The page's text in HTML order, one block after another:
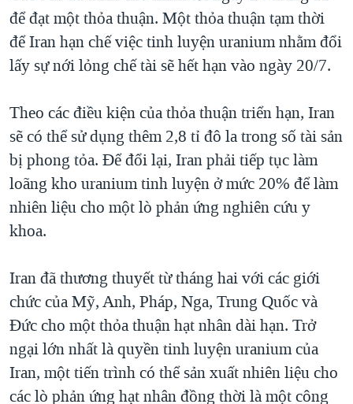
để đạt một thỏa thuận. Một thỏa thuận tạm thời
để Iran hạn chế việc tinh luyện uranium nhằm đổi
lấy sự nới lỏng chế tài sẽ hết hạn vào ngày 20/7.
Theo các điều kiện của thỏa thuận triển hạn, Iran
sẽ có thể sử dụng thêm 2,8 tỉ đô la trong số tài sản
bị phong tỏa. Để đổi lại, Iran phải tiếp tục làm
loãng kho uranium tinh luyện ở mức 20% để làm
nhiên liệu cho một lò phản ứng nghiên cứu y
khoa.
Iran đã thương thuyết từ tháng hai với các giới
chức của Mỹ, Anh, Pháp, Nga, Trung Quốc và
Đức cho một thỏa thuận hạt nhân dài hạn. Trở
ngại lớn nhất là quyền tinh luyện uranium của
Iran, một tiến trình có thể sản xuất nhiên liệu cho
các lò phản ứng hạt nhân đồng thời là một công